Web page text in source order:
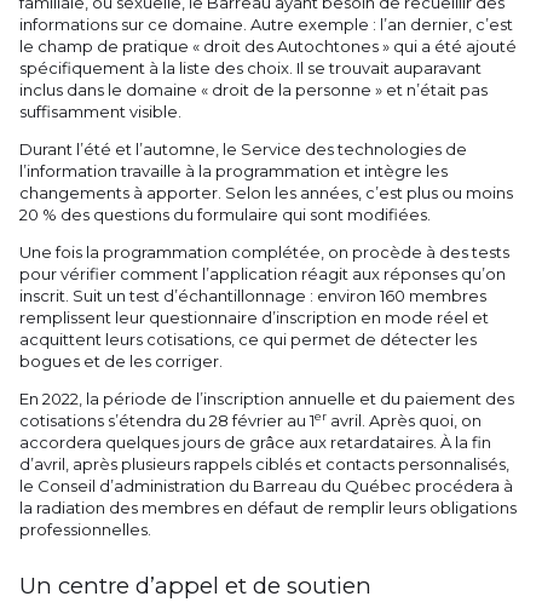
informations sur ce domaine. Autre exemple : l’an dernier, c’est
le champ de pratique « droit des Autochtones » qui a été ajouté
spécifiquement à la liste des choix. Il se trouvait auparavant
inclus dans le domaine « droit de la personne » et n’était pas
suffisamment visible.
Durant l’été et l’automne, le Service des technologies de
l’information travaille à la programmation et intègre les
changements à apporter. Selon les années, c’est plus ou moins
20 % des questions du formulaire qui sont modifiées.
Une fois la programmation complétée, on procède à des tests
pour vérifier comment l’application réagit aux réponses qu’on
inscrit. Suit un test d’échantillonnage : environ 160 membres
remplissent leur questionnaire d’inscription en mode réel et
acquittent leurs cotisations, ce qui permet de détecter les
bogues et de les corriger.
En 2022, la période de l’inscription annuelle et du paiement des
cotisations s’étendra du 28 février au 1er avril. Après quoi, on
accordera quelques jours de grâce aux retardataires. À la fin
d’avril, après plusieurs rappels ciblés et contacts personnalisés,
le Conseil d’administration du Barreau du Québec procédera à
la radiation des membres en défaut de remplir leurs obligations
professionnelles.
Un centre d’appel et de soutien